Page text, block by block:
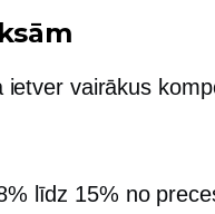
vairākus
līdz 15% no